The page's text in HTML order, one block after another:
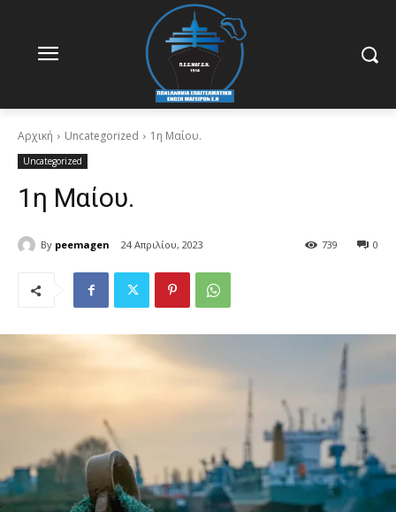
Αρχική Uncategorized 1η Μαίου.
Uncategorized
1η Μαίου.
By peemagen 24 Απριλίου, 2023 0
739